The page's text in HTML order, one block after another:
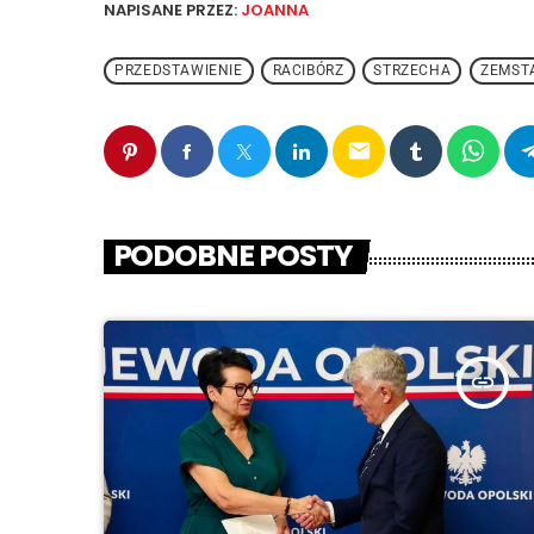
NAPISANE PRZEZ: JOANNA
PRZEDSTAWIENIE RACIBÓRZ STRZECHA
email
PODOBNE POSTY
insert_link